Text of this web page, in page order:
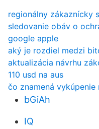
regionálny zákaznícky
sledovanie obáv o
google apple
aký je rozdiel medzi
aktualizácia návrhu
110 usd na aus
čo znamená vykúpenie
bGiAh
IQ